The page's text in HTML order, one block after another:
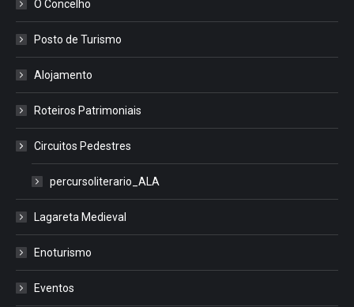
O Concelho
Posto de Turismo
Alojamento
Roteiros Patrimoniais
Circuitos Pedestres
percursoliterario_ALA
Lagareta Medieval
Enoturismo
Eventos